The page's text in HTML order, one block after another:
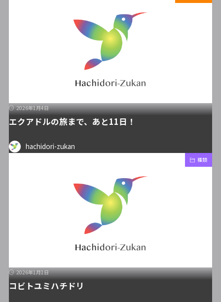
2026年1月4日
エクアドルの旅まで、あと11日！
hachidori-zukan
種類
2026年1月1日
コビトユミハチドリ